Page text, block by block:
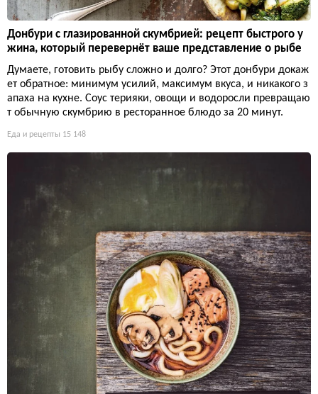
Донбури с глазированной скумбрией: рецепт быстрого у
жина, который перевернёт ваше представление о рыбе
Думаете, готовить рыбу сложно и долго? Этот донбури докаж
ет обратное: минимум усилий, максимум вкуса, и никакого з
апаха на кухне. Соус терияки, овощи и водоросли превращаю
т обычную скумбрию в ресторанное блюдо за 20 минут.
Еда и рецепты 15 148